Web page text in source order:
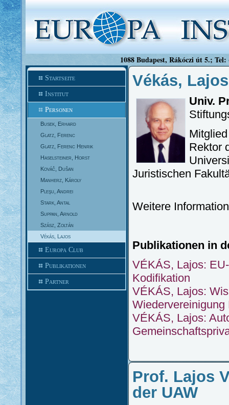
1088 Budapest, Rákóczi út 5.;
Startseite
Institut
Personen
Busek, Erhard
Glatz, Ferenc
Glatz, Ferenc Henrik
Haselsteiner, Horst
Kováč, Dušan
Manherz, Károly
Pleşu, Andrei
Stark, Antal
Suppan, Arnold
Szász, Zoltán
Vékás, Lajos
Europa Club
Publikationen
Partner
Vékás, Lajos
Univ.
Rektor
Juristischen
Weitere
Publikationen in
VÉKÁS, Lajos:
Kodifikation
VÉKÁS, Lajos:
Wiedervereinigung
VÉKÁS, Lajos:
Prof. Lajos
der UAW